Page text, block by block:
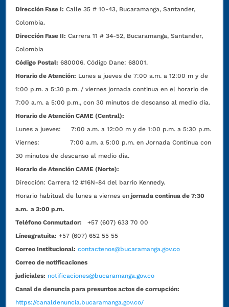
Dirección Fase I: Calle 35 # 10-43, Bucaramanga, Santander,
Colombia.
Dirección Fase II: Carrera 11 # 34-52, Bucaramanga, Santander,
Colombia
Código Postal: 680006. Código Dane: 68001.
Horario de Atención: Lunes a jueves de 7:00 a.m. a 12:00 m y de
1:00 p.m. a 5:30 p.m. / viernes jornada continua en el horario de
7:00 a.m. a 5:00 p.m., con 30 minutos de descanso al medio día.
Horario de Atención CAME (Central):
Lunes a jueves: 7:00 a.m. a 12:00 m y de 1:00 p.m. a 5:30 p.m.
Viernes: 7:00 a.m. a 5:00 p.m. en Jornada Continua con
30 minutos de descanso al medio día.
Horario de Atención CAME (Norte):
Dirección:Carrera 12 #16N-84 del barrio Kennedy.
Horario habitual de lunes a viernes en jornada continua de 7:30
a.m. a 3:00 p.m.
Teléfono Conmutador:
+57 (607) 633 70 00
Líneagratuita: +57 (607) 652 55 55
Correo Institucional: contactenos@bucaramanga.gov.co
Correo de notificaciones
judiciales: notificaciones@bucaramanga.gov.co
Canal de denuncia para presuntos actos de corrupción:
https://canaldenuncia.bucaramanga.gov.co/